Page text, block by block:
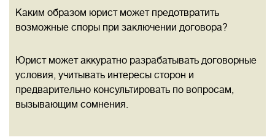
Каким образом юрист может предотвратить
возможные споры при заключении договора?
Юрист может аккуратно разрабатывать договорные
условия, учитывать интересы сторон и
предварительно консультировать по вопросам,
вызывающим сомнения.